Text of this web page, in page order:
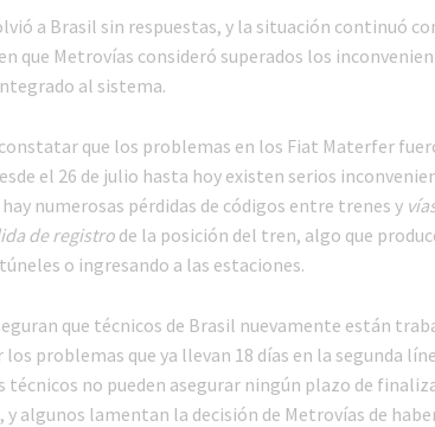
a Brasil sin respuestas, y la situación continuó
que Metrovías consideró superados los
al sistema.
que los problemas en los Fiat Materfer
el 26 de julio hasta hoy existen serios
numerosas pérdidas de códigos entre trenes y
de registrode la posición del tren, algo que
o ingresando a las estaciones.
que técnicos de Brasil nuevamente están
problemas que ya llevan 18 días en la segunda
no pueden asegurar ningún plazo de
algunos lamentan la decisión de Metrovías de